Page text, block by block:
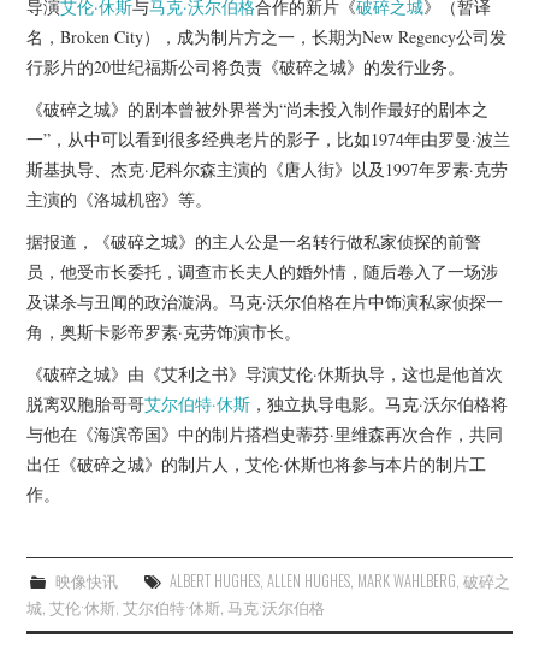
美剧英剧
电影档期
推荐电影
导演艾伦·休斯与马克·沃尔伯格合作的新片《破碎之城》（暂译
名，Broken City），成为制片方之一，长期为New Regency公司发
行影片的20世纪福斯公司将负责《破碎之城》的发行业务。
《破碎之城》的剧本曾被外界誉为“尚未投入制作最好的剧本之
一”，从中可以看到很多经典老片的影子，比如1974年由罗曼·波兰
斯基执导、杰克·尼科尔森主演的《唐人街》以及1997年罗素·克劳
主演的《洛城机密》等。
据报道，《破碎之城》的主人公是一名转行做私家侦探的前警
员，他受市长委托，调查市长夫人的婚外情，随后卷入了一场涉
及谋杀与丑闻的政治漩涡。马克·沃尔伯格在片中饰演私家侦探一
角，奥斯卡影帝罗素·克劳饰演市长。
《破碎之城》由《艾利之书》导演艾伦·休斯执导，这也是他首次
脱离双胞胎哥哥艾尔伯特·休斯 ，独立执导电影。马克·沃尔伯格将
与他在《海滨帝国》中的制片搭档史蒂芬·里维森再次合作，共同
出任《破碎之城》的制片人，艾伦·休斯也将参与本片的制片工
作。
映像快讯 ALBERT HUGHES, ALLEN HUGHES, MARK WAHLBERG, 破碎之
城,艾伦·休斯,艾尔伯特·休斯, 马克·沃尔伯格